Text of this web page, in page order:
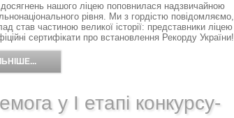
нашого ліцею поповнилася надзвичайною
рівня. Ми з гордістю повідомляємо,
став частиною великої історії: представники ліцею
сертифікати про встановлення Рекорду України!
у І етапі конкурсу-